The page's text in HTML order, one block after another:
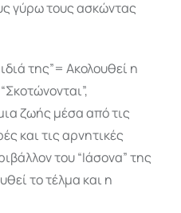
γύρω τους ασκώντας
της”= Ακολουθεί η
ζωής μέσα από τις
και τις αρνητικές
του “Ιάσονα” της
το τέλμα και η